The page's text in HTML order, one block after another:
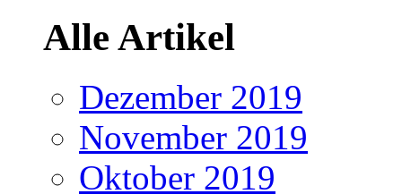
Alle Artikel
Dezember 2019
November 2019
Oktober 2019